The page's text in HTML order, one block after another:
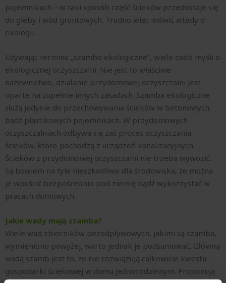
pojemnikach – w taki sposób część ścieków przedostaje się
do gleby i wód gruntowych. Trudno więc mówić wtedy o
ekologii.
Używając terminu „szambo ekologiczne”, wiele osób myśli o
ekologicznej oczyszczalni. Nie jest to właściwe
nazewnictwo, działanie przydomowej oczyszczalni jest
oparte na zupełnie innych zasadach. Szamba ekologiczne
służą jedynie do przechowywania ścieków w betonowych
bądź plastikowych pojemnikach. W przydomowych
oczyszczalniach odbywa się zaś proces oczyszczania
ścieków, które pochodzą z urządzeń kanalizacyjnych.
Ścieków z przydomowej oczyszczalni nie trzeba wywozić.
Są bowiem na tyle nieszkodliwe dla środowiska, że można
je wpuścić bezpośrednio pod ziemię bądź wykorzystać w
pracach domowych.
Jakie wady mają szamba?
Wiele wad zbiorników bezodpływowych, jakimi są szamba,
wymieniono powyżej, warto jednak je podsumować. Główną
wadą szamb jest to, że nie rozwiązują całkowicie kwestii
gospodarki ściekowej w domu jednorodzinnym. Proponują